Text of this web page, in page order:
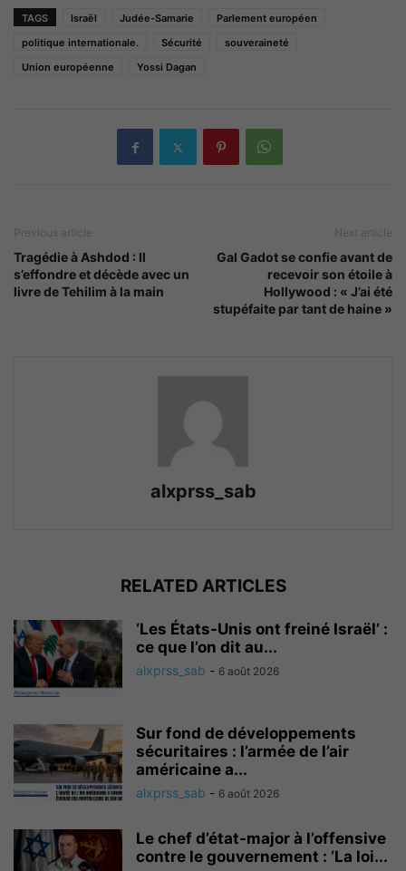
TAGS Israël Judée-Samarie
Parlement européen
politique internationale.
Sécurité
souveraineté
Union européenne
Yossi Dagan
Previous article
Tragédie à Ashdod : Il
s’effondre et décède avec un
livre de Tehilim à la main
Next article
Gal Gadot se confie avant de
recevoir son étoile à
Hollywood : « J’ai été
stupéfaite par tant de haine »
alxprss_sab
RELATED ARTICLES
‘Les États-Unis ont freiné Israël’ :
ce que l’on dit au...
alxprss_sab - 6 août 2026
Sur fond de développements
sécuritaires : l’armée de l’air
américaine a...
alxprss_sab - 6 août 2026
Le chef d’état-major à l’offensive
contre le gouvernement : ‘La loi...